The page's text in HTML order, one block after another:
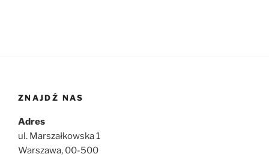
ZNAJDŹ NAS
Adres
ul. Marszałkowska 1
Warszawa, 00-500